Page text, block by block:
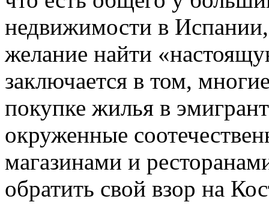
недвижимости в
желание найти
заключается в том,
покупке жилья в
окруженные
магазинами и
обратить свой взор на